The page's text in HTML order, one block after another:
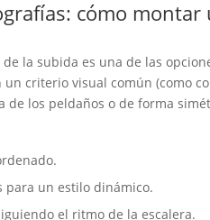
cómo montar
la subida es una de las
criterio visual común (como
de los peldaños o de forma
para un estilo dinámico.
el ritmo de la escalera.